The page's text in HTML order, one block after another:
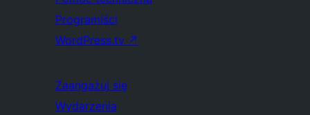
Programiści
WordPress.tv ↗
Zaangażuj się
Wydarzenia